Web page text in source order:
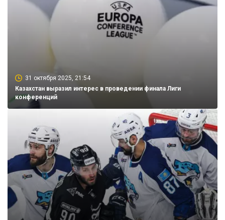
31 октября 2025, 21:54
Казахстан выразил интерес в проведении финала Лиги
конференций